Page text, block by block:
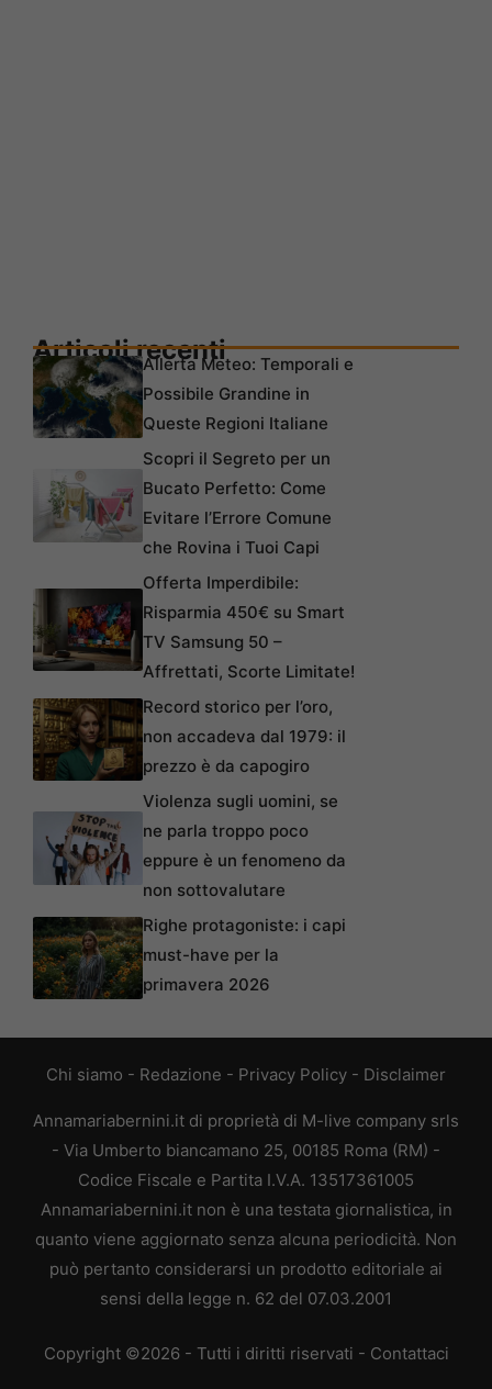
Articoli recentiAllerta Meteo: Temporali e
Possibile Grandine in
Queste Regioni Italiane
Scopri il Segreto per un
Bucato Perfetto: Come
Evitare l’Errore Comune
che Rovina i Tuoi Capi
Offerta Imperdibile:
Risparmia 450€ su Smart
TV Samsung 50 –
Affrettati, Scorte Limitate!
Record storico per l’oro,
non accadeva dal 1979: il
prezzo è da capogiro
Violenza sugli uomini, se
ne parla troppo poco
eppure è un fenomeno da
non sottovalutare
Righe protagoniste: i capi
must-have per la
primavera 2026
Chi siamo - Redazione - Privacy Policy - Disclaimer
Annamariabernini.it di proprietà di M-live company srls
- Via Umberto biancamano 25, 00185 Roma (RM) -
Codice Fiscale e Partita I.V.A. 13517361005
Annamariabernini.it non è una testata giornalistica, in
quanto viene aggiornato senza alcuna periodicità. Non
può pertanto considerarsi un prodotto editoriale ai
sensi della legge n. 62 del 07.03.2001
Copyright ©2026 - Tutti i diritti riservati - Contattaci